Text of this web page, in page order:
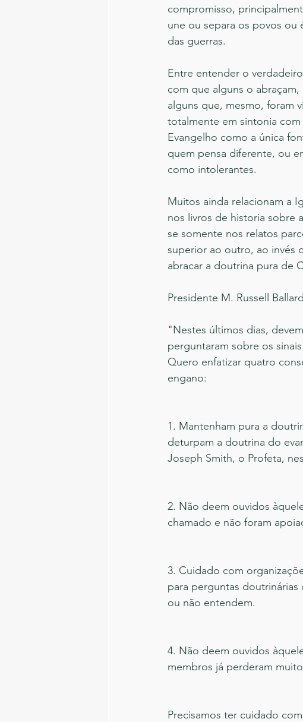
compromisso,
une ou separa os povos
das guerras.
Entre entender o
com que alguns o
alguns que, mesmo, foram
totalmente em sintonia
Evangelho como a única
quem pensa diferente, ou
como intolerantes.
Muitos ainda relacionam a
nos livros de historia sobre
se somente nos relatos
superior ao outro, ao invés
abracar a doutrina pura de
Presidente M. Russell
"Nestes últimos dias,
perguntaram sobre os
Quero enfatizar quatro
engano:
1. Mantenham pura a
deturpam a doutrina do
Joseph Smith, o Profeta,
2. Não deem ouvidos
chamado e não foram
3. Cuidado com
para perguntas
ou não entendem.
4. Não deem ouvidos
membros já perderam
Precisamos ter cuidado